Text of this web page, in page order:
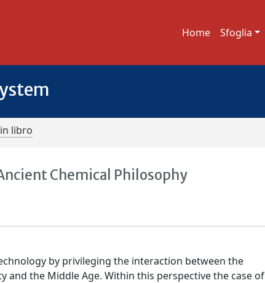
Home Sfoglia
libro
Chemical Philosophy
by privileging the interaction between the
the Middle Age. Within this perspective the case of